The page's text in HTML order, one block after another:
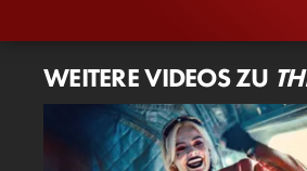
WEITERE VIDEOS ZU